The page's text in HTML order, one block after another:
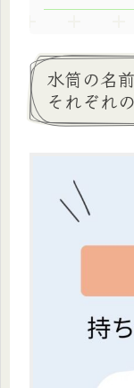
水筒の名
それぞれ